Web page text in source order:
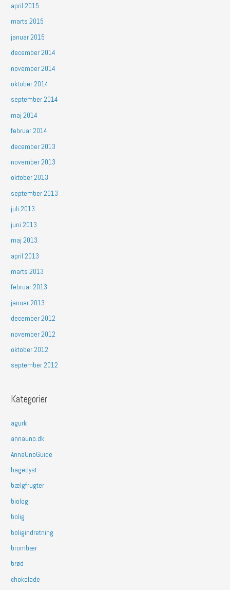
april 2015
marts 2015
januar 2015
december 2014
november 2014
oktober 2014
september 2014
maj 2014
februar 2014
december 2013
november 2013
oktober 2013
september 2013
juli 2013
juni 2013
maj 2013
april 2013
marts 2013
februar 2013
januar 2013
december 2012
november 2012
oktober 2012
september 2012
Kategorier
agurk
annauno.dk
AnnaUnoGuide
bagedyst
bælgfrugter
biologi
bolig
boligindretning
brombær
brød
chokolade